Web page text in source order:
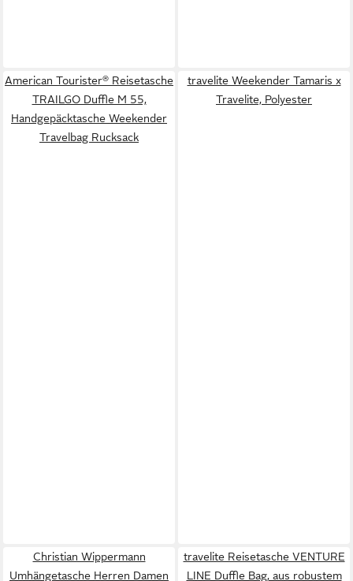
American Tourister® Reisetasche
TRAILGO Duffle M 55,
Handgepäcktasche Weekender
Travelbag Rucksack
travelite Weekender Tamaris x
Travelite, Polyester
Christian Wippermann
Umhängetasche Herren Damen
travelite Reisetasche VENTURE
LINE Duffle Bag, aus robustem